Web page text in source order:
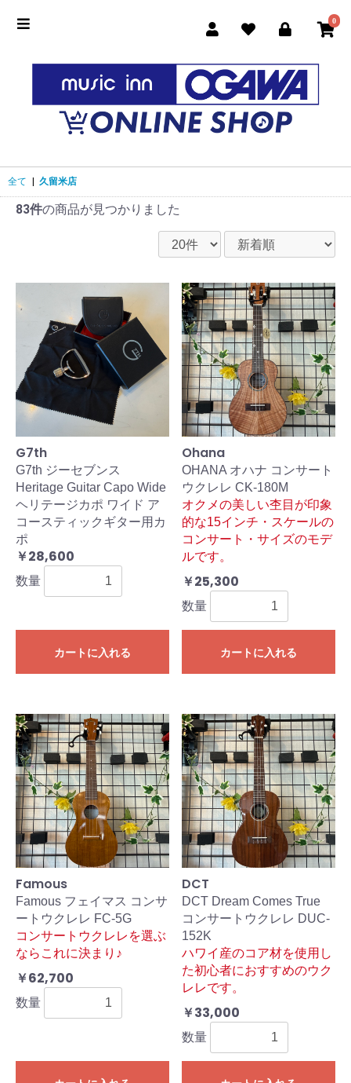
0
全て 久留米店
83件の商品が見つかりました
G7th
G7th ジーセブンス
Heritage Guitar Capo Wide
ヘリテージカポ ワイド ア
コースティックギター用カ
ポ
￥28,600
数量
カートに入れる
Ohana
OHANA オハナ コンサート
ウクレレ CK-180M
オクメの美しい杢目が印象
的な15インチ・スケールの
コンサート・サイズのモデ
ルです。
￥25,300
数量
カートに入れる
Famous
Famous フェイマス コンサ
ートウクレレ FC-5G
コンサートウクレレを選ぶ
ならこれに決まり♪
￥62,700
数量
DCT
DCT Dream Comes True
コンサートウクレレ DUC-
152K
ハワイ産のコア材を使用し
た初心者におすすめのウク
レレです。
￥33,000
数量